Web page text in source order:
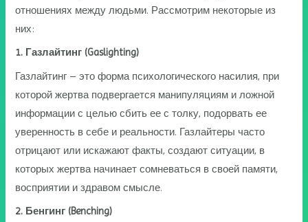
отношениях между людьми. Рассмотрим некоторые из
них:
1. Газлайтинг (Gaslighting)
Газлайтинг – это форма психологического насилия, при
которой жертва подвергается манипуляциям и ложной
информации с целью сбить ее с толку, подорвать ее
уверенность в себе и реальности. Газлайтеры часто
отрицают или искажают факты, создают ситуации, в
которых жертва начинает сомневаться в своей памяти,
восприятии и здравом смысле.
2. Бенгинг (Benching)